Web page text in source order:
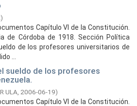
)
Capítulo VI de la Constitución.
de Córdoba de 1918. Sección Política
de los profesores universitarios de
...
sueldo de los profesores
ULA, 2006-06-19)
Capítulo VI de la Constitución.